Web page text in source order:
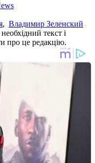
, Владимир Зеленский
текст і
про це редакцію.